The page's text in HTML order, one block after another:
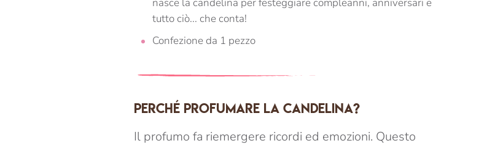
tutto ciò... che conta!
Confezione da 1 pezzo
Perché profumare la candelina?
Il profumo fa riemergere ricordi ed emozioni. Questo